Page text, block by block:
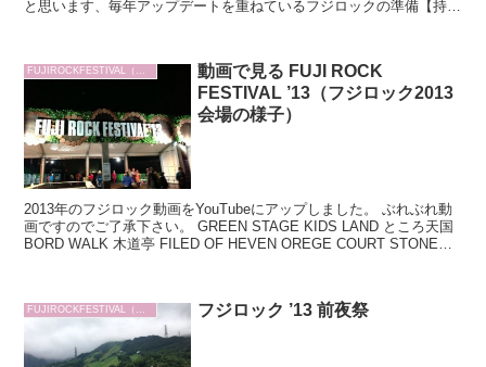
と思います、毎年アップデートを重ねているフジロックの準備【持ち
FUJIROCKFESTIVAL（フジロック）
動画で見る FUJI ROCK
FESTIVAL ’13（フジロック2013
会場の様子）
2013年のフジロック動画をYouTubeにアップしました。 ぶれぶれ動
画ですのでご了承下さい。 GREEN STAGE KIDS LAND ところ天国
BORD WALK 木道亭 FILED OF HEVEN OREGE COURT STONED
フジロック ’13 前夜祭